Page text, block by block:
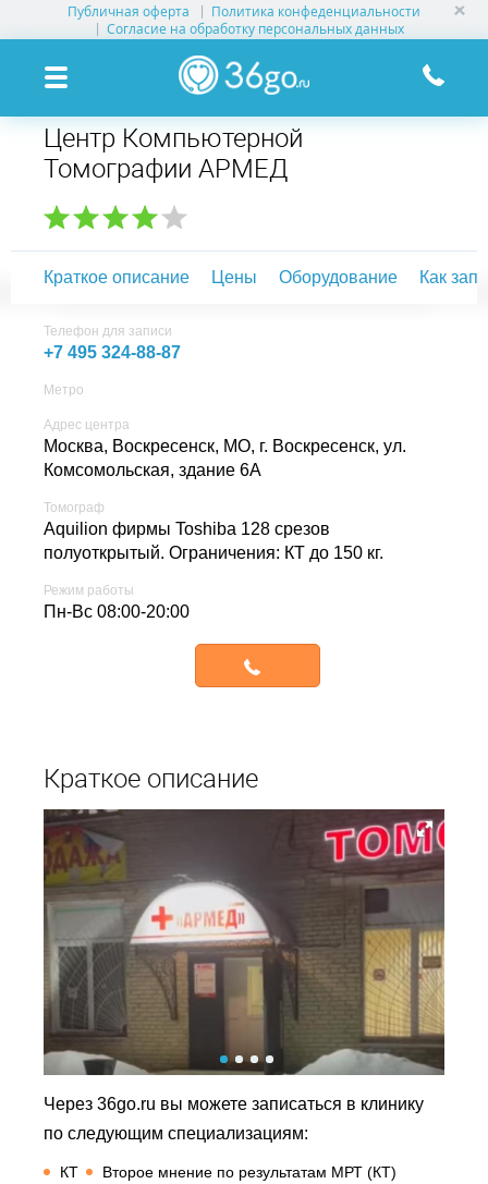
Публичная оферта
Политика конфеденциальности
Согласие на обработку персональных данных
УСЛУГИ КЛИНИК
КЛИНИКИ НА КАРТЕ
ПАМЯТКА ПАЦИЕНТУ
О ПРОЕКТЕ
Центр Компьютерной
Томографии АРМЕД
Краткое описание Цены Оборудование Как
Телефон для записи
+7 495 324-88-87
Метро
Адрес центра
Москва, Воскресенск, МО, г. Воскресенск, ул.
Комсомольская, здание 6А
Томограф
Aquilion фирмы Toshiba 128 срезов
полуоткрытый. Ограничения: КТ до 150 кг.
Режим работы
Пн-Вс 08:00-20:00
Краткое описание
Через 36go.ru вы можете записаться в клинику
по следующим специализациям:
КТ Второе мнение по результатам МРТ (КТ)